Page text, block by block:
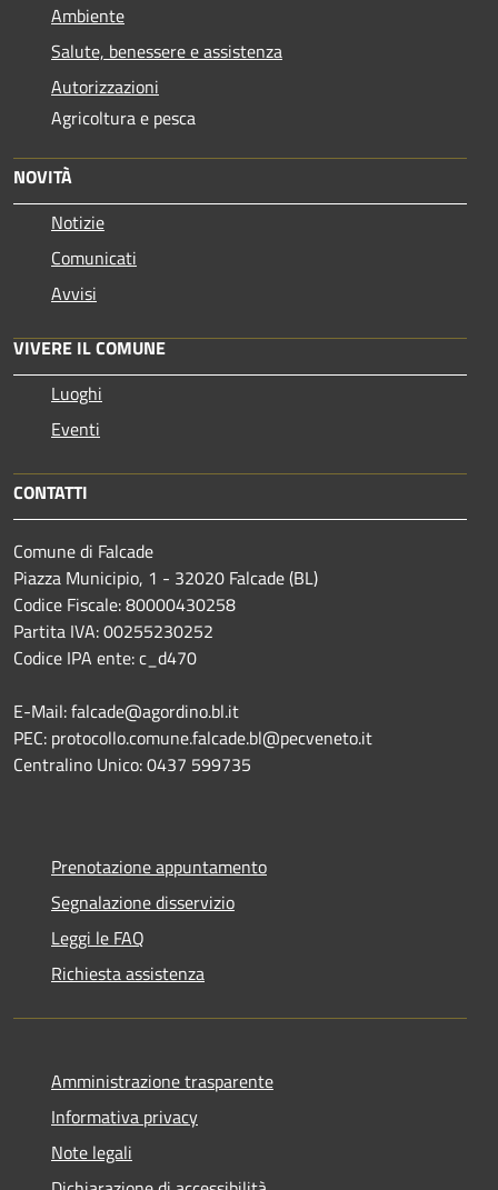
Ambiente
Salute, benessere e assistenza
Autorizzazioni
Agricoltura e pesca
NOVITÀ
Notizie
Comunicati
Avvisi
VIVERE IL COMUNE
Luoghi
Eventi
CONTATTI
Comune di Falcade
Piazza Municipio, 1 - 32020 Falcade (BL)
Codice Fiscale: 80000430258
Partita IVA: 00255230252
Codice IPA ente: c_d470
E-Mail: falcade@agordino.bl.it
PEC: protocollo.comune.falcade.bl@pecveneto.it
Centralino Unico: 0437 599735
Prenotazione appuntamento
Segnalazione disservizio
Leggi le FAQ
Richiesta assistenza
Amministrazione trasparente
Informativa privacy
Note legali